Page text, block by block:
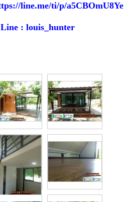
line.me/ti/p/a5CBOmU8Ye
: louis_hunter